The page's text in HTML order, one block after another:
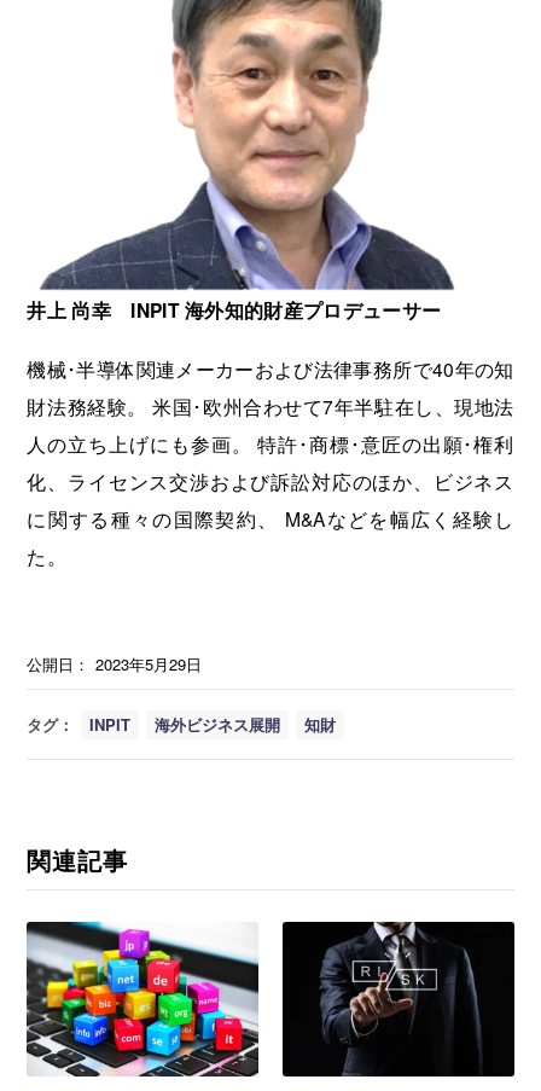
井上 尚幸 INPIT 海外知的財産プロデューサー
機械･半導体関連メーカーおよび法律事務所で40年の知
財法務経験。 米国･欧州合わせて7年半駐在し、現地法
人の立ち上げにも参画。 特許･商標･意匠の出願･権利
化、ライセンス交渉および訴訟対応のほか、ビジネス
に関する種々の国際契約、 M&Aなどを幅広く経験し
た。
公開日： 2023年5月29日
タグ： INPIT 海外ビジネス展開 知財
関連記事